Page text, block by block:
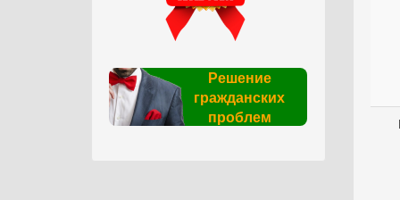
Решение
гражданских
проблем